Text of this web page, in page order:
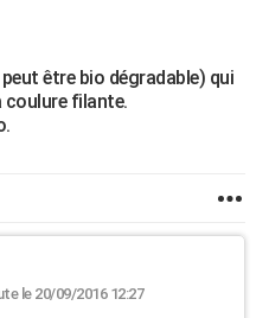
être bio dégradable) qui
coulure filante.
le 20/09/2016 12:27